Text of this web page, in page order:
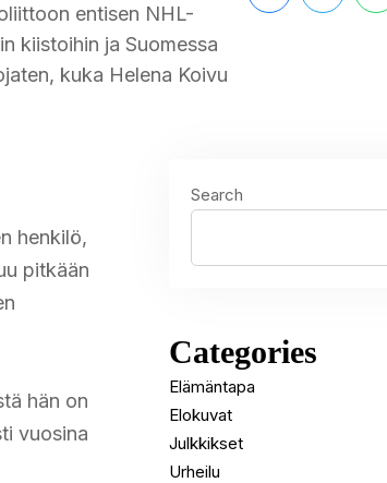
entisen NHL-
kiistoihin ja Suomessa
kuka Helena Koivu
henkilö,
pitkään
hän on
vuosina
Search
Categories
Elämäntapa
Elokuvat
Julkkikset
Urheilu